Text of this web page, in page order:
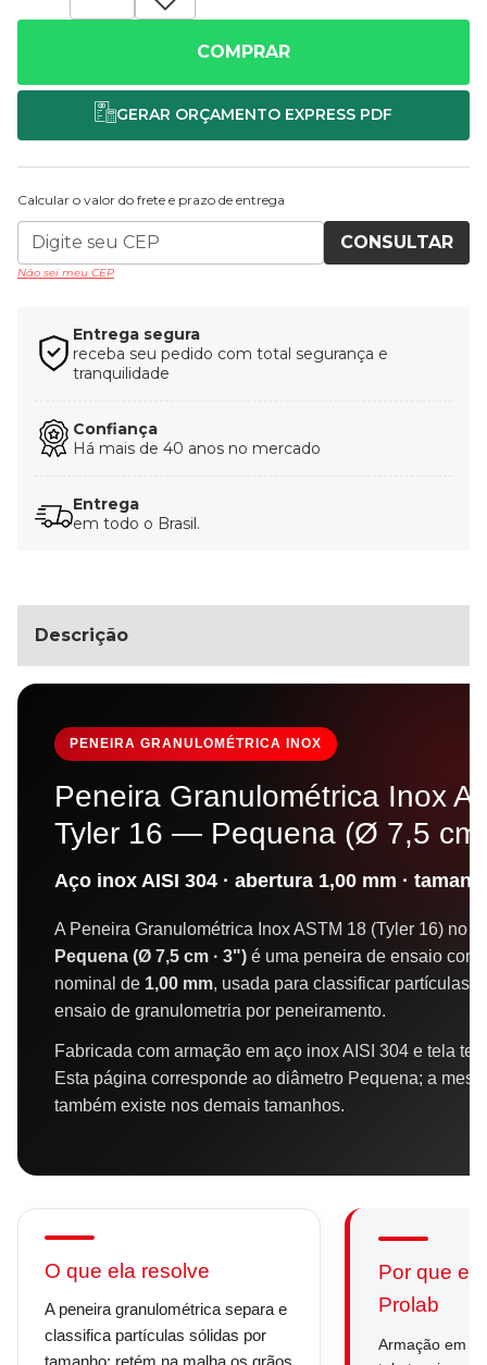
COMPRAR
Calcular o valor do frete e prazo de entrega
CONSULTAR
Não sei meu CEP
Entrega segura
receba seu pedido com total segurança e
tranquilidade
Confiança
Há mais de 40 anos no mercado
Entrega
em todo o Brasil.
Descrição
PENEIRA GRANULOMÉTRICA INOX
Peneira Granulométrica Inox
Tyler 16 — Pequena (Ø 7,5 cm
Aço inox AISI 304 · abertura 1,00 mm ·
A Peneira Granulométrica Inox ASTM 18 (Tyler 16) no
Pequena (Ø 7,5 cm · 3") é uma peneira de ensaio com
nominal de 1,00 mm, usada para classificar partículas
ensaio de granulometria por peneiramento.
Fabricada com armação em aço inox AISI 304 e tela
Esta página corresponde ao diâmetro Pequena; a
também existe nos demais tamanhos.
O que ela resolve
A peneira granulométrica separa e
classifica partículas sólidas por
tamanho: retém na malha os grãos
Por que
Prolab
Armação em